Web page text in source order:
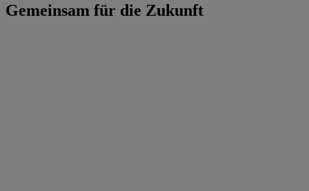
Gemeinsam für die Zukunft